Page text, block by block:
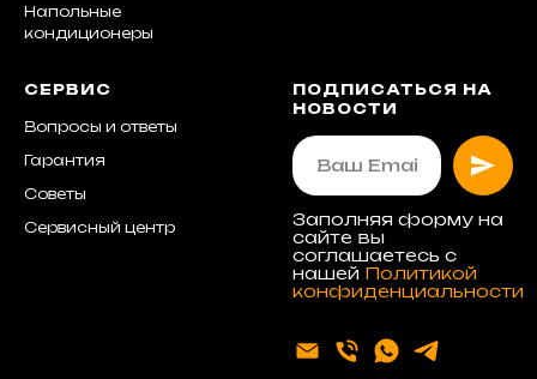
Напольные
кондиционеры
СЕРВИС
Вопросы и ответы
Гарантия
Советы
Сервисный центр
ПОДПИСАТЬСЯ НА
НОВОСТИ
Заполняя форму на
сайте вы
соглашаетесь с
нашей Политикой
конфиденциальности